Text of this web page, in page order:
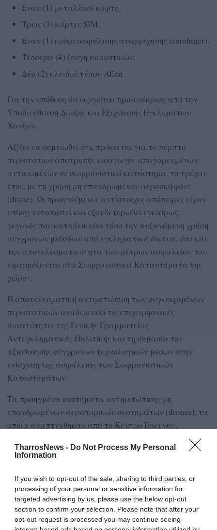
TharrosNews - Do Not Process My Personal
Information
If you wish to opt-out of the sale, sharing to third parties, or
processing of your personal or sensitive information for
targeted advertising by us, please use the below opt-out
section to confirm your selection. Please note that after your
opt-out request is processed you may continue seeing
Έναν (1) μεταλλικό κόφτη.
Τρεις (3) κάρτες SIM.
Έναν (1) κρίκο ασφάλισης αναρρίχησης (carabiner).
Τέσσερα (4) ζεύγη ακουστικών.
Δύο (2) κλειδιά τύπου Allen
Για την υπόθεση διενεργείται προανάκριση από την
Υποδιεύθυνση Δίωξης και Εξιχνίασης Εγκλημάτων
Χανίων.
Αξίζει να σημειωθεί ότι, πρόκειται για το πέμπτο
περιστατικό αποτροπής εισαγωγής απαγορευμένων
αντικειμένων σε σωφρονιστικό κατάστημα, το τρέχον
έτος, με τη χρήση μη επανδρωμένου αεροσκάφους
(drone). Οι προηγούμενες αντίστοιχες απόπειρες είχαν
επίσης εντοπιστεί και εξουδετερωθεί εγκαίρως,
γεγονός που καταδεικνύει τόσο την αυξανόμενη χρήση
σύγχρονων μεθόδων από εγκληματικά δίκτυα, όσο και
την αποτελεσματικότητα των μέτρων ασφαλείας που
εφαρμόζονται στα Σωφρονιστικά Καταστήματα της
χώρας.
Η αποτελεσματική αντιμετώπιση των συγκεκριμένων
περιστατικών αναδεικνύει τις επιχειρησιακές
δυνατότητες της Γενικής Γραμματείας
Αντεγκληματικής Πολιτικής και τη σημασία της
αξιοποίησης σύγχρονων τεχνολογικών μέσων στην
ενίσχυση της ασφάλειας των Σωφρονιστικών
Καταστημάτων.
Τα προηγμένα συστήματα αντιμετώπισης μη
επανδρωμένων αεροπορικών συστημάτων (drones), τα
οποία αναπτύχθηκαν από το Κέντρο Έρευνας,
Τεχνολογικής Ανάπτυξης και Καινοτομίας του Γενικού
Επιτελείου Εθνικής Άμυνας, έχουν ήδη συμβάλλει
των εγκαταστάσεων των Σωφρονιστικών
Καταστημάτων.
Η Γενική Γραμματεία Αντεγκληματικής Πολιτικής
συνεχίζει να επενδύει σε σύγχρονο εξοπλισμό και